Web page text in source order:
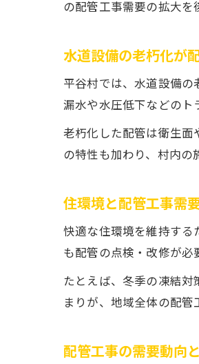
の配管工事需要の拡大を
水道設備の老朽化が
平谷村では、水道設備の
漏水や水圧低下などのト
老朽化した配管は衛生面
の特性も加わり、村内の
住環境と配管工事需
快適な住環境を維持する
も配管の点検・改修が必
たとえば、冬季の凍結対
まりが、地域全体の配管
配管工事の需要動向